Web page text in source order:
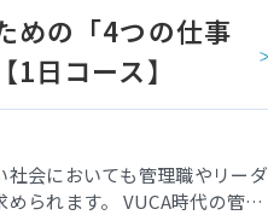
めの「4つの仕事
1日コース】
社会においても管理職やリーダ
められます。 VUCA時代の管理